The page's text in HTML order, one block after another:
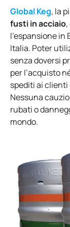
Global Keg, la
fusti in acciaio
l’espansione in
Italia. Poter
senza doversi
per l’acquisto
spediti ai clienti
Nessuna
rubati o
mondo.